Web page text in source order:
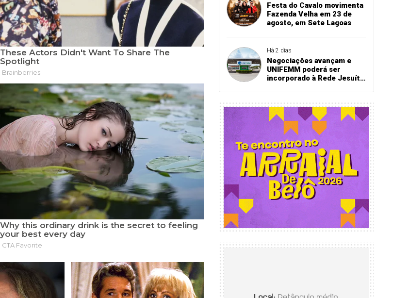
Festa do Cavalo movimenta
Fazenda Velha em 23 de
agosto, em Sete Lagoas
Há 2 dias
Negociações avançam e
UNIFEMM poderá ser
incorporado à Rede Jesuíta